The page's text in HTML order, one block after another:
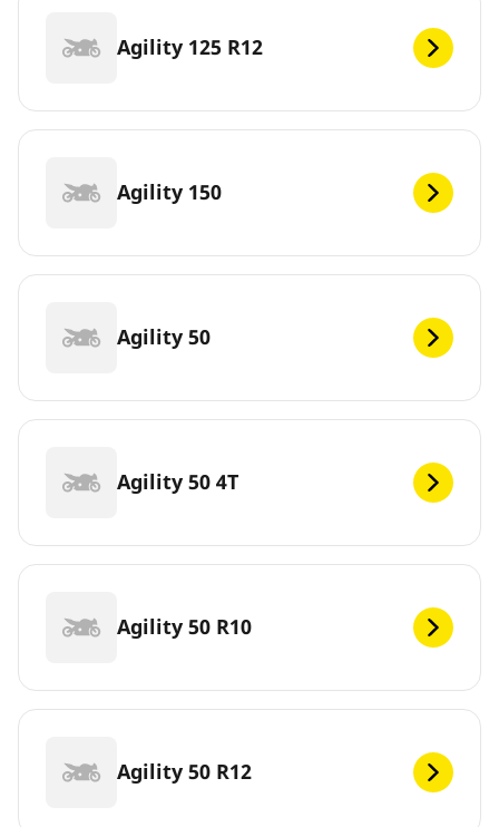
Agility 125 R12
Agility 150
Agility 50
Agility 50 4T
Agility 50 R10
Agility 50 R12